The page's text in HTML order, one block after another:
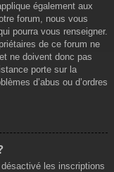
également aux
forum, nous vous
pourra vous renseigner.
de ce forum ne
ne doivent donc pas
porte sur la
d’abus ou d’ordres
désactivé les inscriptions